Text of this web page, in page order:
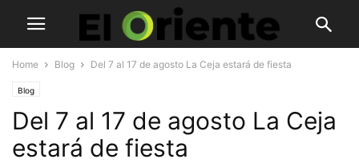
Home Blog Del 7 al 17 de agosto La Ceja estará de fiesta
Blog
Del 7 al 17 de agosto La Ceja
estará de fiesta